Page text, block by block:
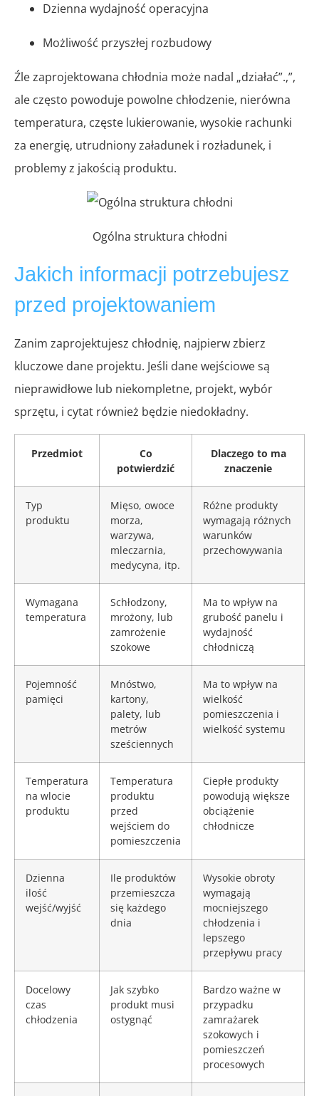
Dzienna wydajność operacyjna
Możliwość przyszłej rozbudowy
Źle zaprojektowana chłodnia może nadal „działać”.,”,
ale często powoduje powolne chłodzenie, nierówna
temperatura, częste lukierowanie, wysokie rachunki
za energię, utrudniony załadunek i rozładunek, i
problemy z jakością produktu.
Ogólna struktura chłodni
Jakich informacji potrzebujesz
przed projektowaniem
Zanim zaprojektujesz chłodnię, najpierw zbierz
kluczowe dane projektu. Jeśli dane wejściowe są
nieprawidłowe lub niekompletne, projekt, wybór
sprzętu, i cytat również będzie niedokładny.
Przedmiot
Co
potwierdzić
Dlaczego to ma
znaczenie
Typ
produktu
Mięso, owoce
morza,
warzywa,
mleczarnia,
medycyna, itp.
Różne produkty
wymagają różnych
warunków
przechowywania
Wymagana
temperatura
Schłodzony,
mrożony, lub
zamrożenie
szokowe
Ma to wpływ na
grubość panelu i
wydajność
chłodniczą
Pojemność
pamięci
Mnóstwo,
kartony,
palety, lub
metrów
sześciennych
Ma to wpływ na
wielkość
pomieszczenia i
wielkość systemu
Temperatura
na wlocie
produktu
Temperatura
produktu
przed
wejściem do
pomieszczenia
Ciepłe produkty
powodują większe
obciążenie
chłodnicze
Dzienna
ilość
wejść/wyjść
Ile produktów
przemieszcza
się każdego
dnia
Wysokie obroty
wymagają
mocniejszego
chłodzenia i
lepszego
przepływu pracy
Docelowy
czas
chłodzenia
Jak szybko
produkt musi
ostygnąć
Bardzo ważne w
przypadku
zamrażarek
szokowych i
pomieszczeń
procesowych